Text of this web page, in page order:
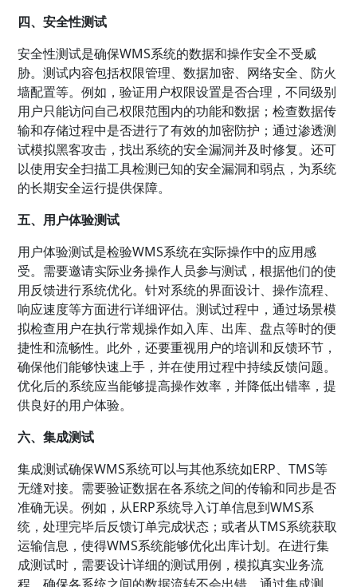
四、安全性测试
安全性测试是确保WMS系统的数据和操作安全不受威
胁。测试内容包括权限管理、数据加密、网络安全、防火
墙配置等。例如，验证用户权限设置是否合理，不同级别
用户只能访问自己权限范围内的功能和数据；检查数据传
输和存储过程中是否进行了有效的加密防护；通过渗透测
试模拟黑客攻击，找出系统的安全漏洞并及时修复。还可
以使用安全扫描工具检测已知的安全漏洞和弱点，为系统
的长期安全运行提供保障。
五、用户体验测试
用户体验测试是检验WMS系统在实际操作中的应用感
受。需要邀请实际业务操作人员参与测试，根据他们的使
用反馈进行系统优化。针对系统的界面设计、操作流程、
响应速度等方面进行详细评估。测试过程中，通过场景模
拟检查用户在执行常规操作如入库、出库、盘点等时的便
捷性和流畅性。此外，还要重视用户的培训和反馈环节，
确保他们能够快速上手，并在使用过程中持续反馈问题。
优化后的系统应当能够提高操作效率，并降低出错率，提
供良好的用户体验。
六、集成测试
集成测试确保WMS系统可以与其他系统如ERP、TMS等
无缝对接。需要验证数据在各系统之间的传输和同步是否
准确无误。例如，从ERP系统导入订单信息到WMS系
统，处理完毕后反馈订单完成状态；或者从TMS系统获取
运输信息，使得WMS系统能够优化出库计划。在进行集
成测试时，需要设计详细的测试用例，模拟真实业务流